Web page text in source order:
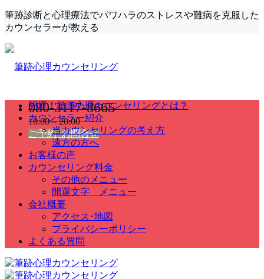
筆跡診断と心理療法でパワハラのストレスや難病を克服した
カウンセラーが教える
080-3117-8665
10:00～20:00
ご予約･お問合せ
開運！筆跡心理カウンセリングとは？
カウンセラー紹介
当カウンセリングの考え方
遠方の方へ
お客様の声
カウンセリング料金
その他のメニュー
開運文字 メニュー
会社概要
アクセス･地図
プライバシーポリシー
よくある質問